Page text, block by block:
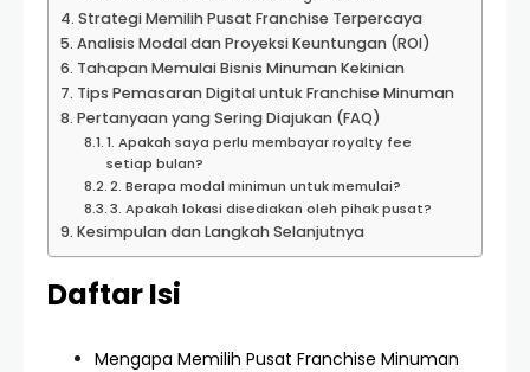
Strategi Memilih Pusat Franchise Terpercaya
Analisis Modal dan Proyeksi Keuntungan (ROI)
Tahapan Memulai Bisnis Minuman Kekinian
Tips Pemasaran Digital untuk Franchise Minuman
Pertanyaan yang Sering Diajukan (FAQ)
1. Apakah saya perlu membayar royalty fee
setiap bulan?
2. Berapa modal minimun untuk memulai?
3. Apakah lokasi disediakan oleh pihak pusat?
Kesimpulan dan Langkah Selanjutnya
Daftar Isi
Mengapa Memilih Pusat Franchise Minuman